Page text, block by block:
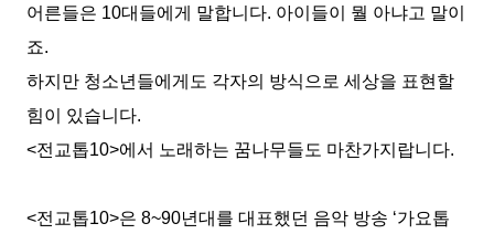
어른들은 10대들에게 말합니다. 아이들이 뭘 아냐고 말이
죠.
하지만 청소년들에게도 각자의 방식으로 세상을 표현할
힘이 있습니다.
<전교톱10>에서 노래하는 꿈나무들도 마찬가지랍니다.
<전교톱10>은 8~90년대를 대표했던 음악 방송 ‘가요톱